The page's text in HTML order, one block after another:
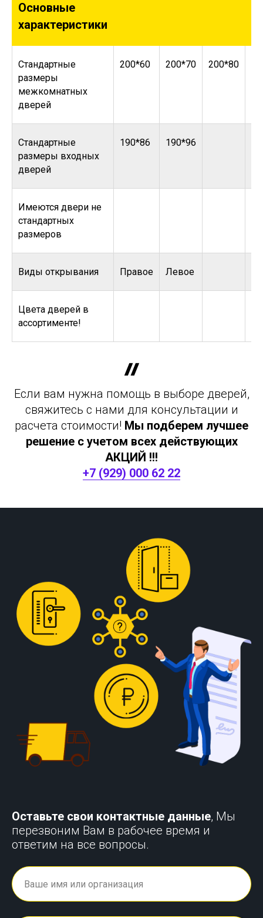
Основные
характеристики
Стандартные
размеры
межкомнатных
дверей
200*60 200*70 200*80
Стандартные
размеры входных
дверей
190*86 190*96
Имеются двери не
стандартных
размеров
Виды открывания Правое Левое
Цвета дверей в
ассортименте!
Если вам нужна помощь в выборе дверей,
свяжитесь с нами для консультации и
расчета стоимости! Мы подберем лучшее
решение с учетом всех действующих
АКЦИЙ !!!
+7 (929) 000 62 22
Оставьте свои контактные данные, Мы
перезвоним Вам в рабочее время и
ответим на все вопросы.